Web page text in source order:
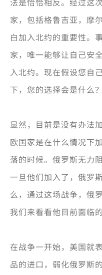
家，包括格鲁吉亚，摩
白加入北约的重要性。
家，唯一能够让自己安
入北约。现在假设您自
下，您的选择会是什么？
显然，目前是没有办法
欧国家是在什么情况下
落的时候。俄罗斯无力
一旦他们加入了，俄罗
么，通过这场战争，俄
我们来看看他目前面临
在战争一开始，美国就
品的进口，弱化俄罗斯